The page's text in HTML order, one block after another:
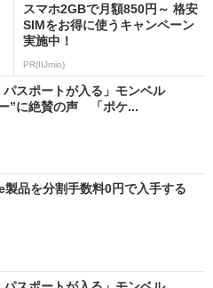
スマホ2GBで月額850円～ 格安
SIMをお得に使うキャンペーン
実施中！
PR(IIJmio)
パスポートが入る」モンベル
”に絶賛の声 「ポケ...
品を分割手数料0円で入手する